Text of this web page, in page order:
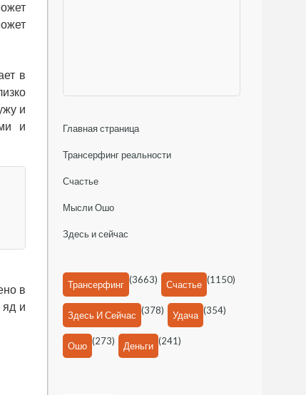
в
и
и
в
яд и
Главная страница
Трансерфинг реальности
Счастье
Мысли Ошо
Здесь и сейчас
Трансерфинг (3663) Счастье (1150)
Здесь И Сейчас (378) Удача (354)
Ошо (273) Деньги (241)